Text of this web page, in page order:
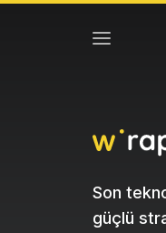
Son
güçlü